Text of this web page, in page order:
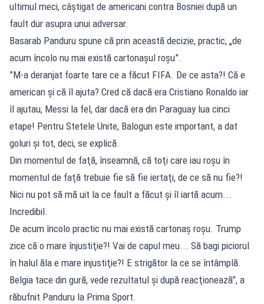
ultimul meci, câştigat de americani contra Bosniei după un
fault dur asupra unui adversar.
Basarab Panduru spune că prin această decizie, practic, „de
acum încolo nu mai există cartonașul roșu”.
”M-a deranjat foarte tare ce a făcut FIFA. De ce asta?! Că e
american şi că îl ajuta? Cred că dacă era Cristiano Ronaldo iar
îl ajutau, Messi la fel, dar dacă era din Paraguay lua cinci
etape! Pentru Stetele Unite, Balogun este important, a dat
goluri şi tot, deci, se explică.
Din momentul de faţă, înseamnă, că toţi care iau roşu în
momentul de faţă trebuie fie să fie iertaţi, de ce să nu fie?!
Nici nu pot să mă uit la ce fault a făcut şi îl iartă acum...
Incredibil.
De acum încolo practic nu mai există cartonaş roşu. Trump
zice că o mare înjustiţie?! Vai de capul meu... Să bagi piciorul
în halul ăla e mare injustiţie?! E strigător la ce se întâmplă.
Belgia tace din gură, vede rezultatul şi după reacţionează”, a
răbufnit Panduru la Prima Sport.